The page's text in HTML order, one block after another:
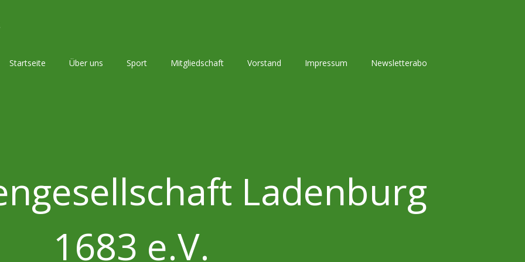
Startseite Über uns Sport Mitgliedschaft Vorstand Impressum Newsletterabo
Ladenburg
1683 e.V.